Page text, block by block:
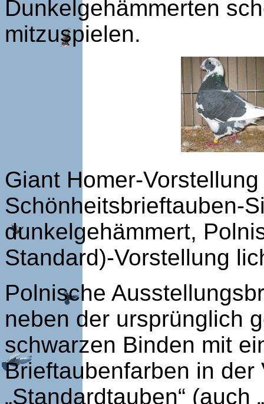
Dunkelgehämmerten
mitzuspielen.
Giant Homer-
Schönheitsbrieftauben-
dunkelgehämmert,
Standard)-Vorstellung
Polnische
neben der ursprünglich
schwarzen Binden mit
Brieftaubenfarben in
„Standardtauben“ (auch